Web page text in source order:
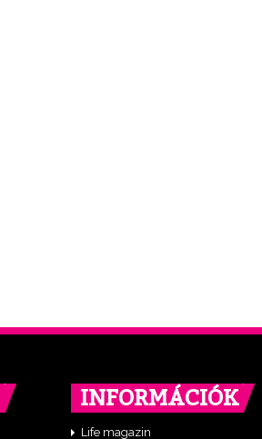
INFORMÁCIÓK
Life magazin